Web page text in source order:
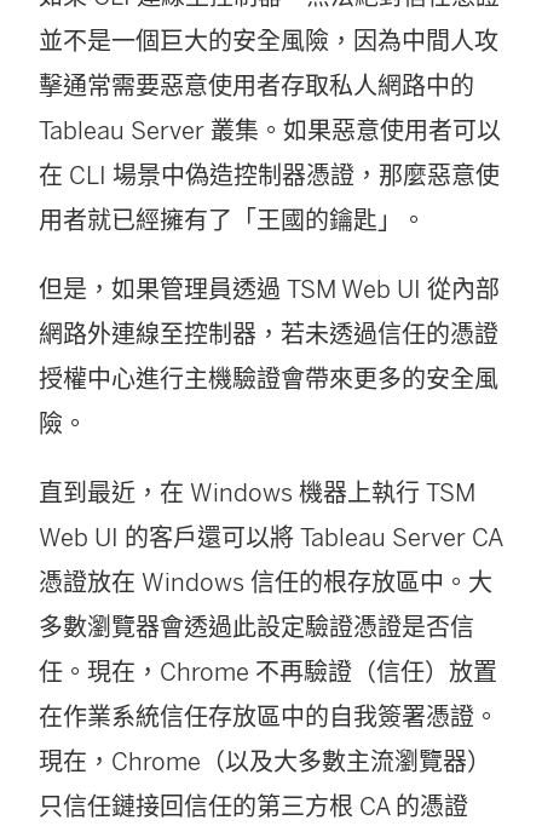
並不是一個巨大的安全風險，因為中間人攻
擊通常需要惡意使用者存取私人網路中的
Tableau Server 叢集。如果惡意使用者可以
在 CLI 場景中偽造控制器憑證，那麼惡意使
用者就已經擁有了「王國的鑰匙」。
但是，如果管理員透過 TSM Web UI 從內部
網路外連線至控制器，若未透過信任的憑證
授權中心進行主機驗證會帶來更多的安全風
險。
直到最近，在 Windows 機器上執行 TSM
Web UI 的客戶還可以將 Tableau Server CA
憑證放在 Windows 信任的根存放區中。大
多數瀏覽器會透過此設定驗證憑證是否信
任。現在，Chrome 不再驗證（信任）放置
在作業系統信任存放區中的自我簽署憑證。
現在，Chrome（以及大多數主流瀏覽器）
只信任鏈接回信任的第三方根 CA 的憑證